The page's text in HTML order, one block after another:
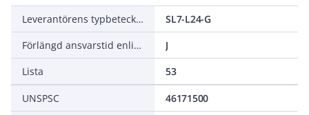
Leverantörens typbeteckning
SL7-L24-G
Förlängd ansvarstid enligt ALEM-09
J
Lista
53
UNSPSC
46171500